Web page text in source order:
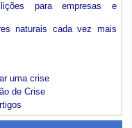
para empresas e
naturais cada vez mais
uma crise
de Crise